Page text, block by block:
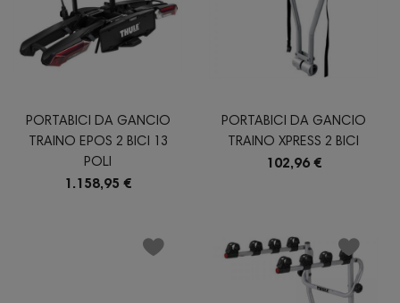
PORTABICI DA GANCIO
TRAINO EPOS 2 BICI 13
POLI
1.158,95 €
PORTABICI DA GANCIO
TRAINO XPRESS 2 BICI
102,96 €